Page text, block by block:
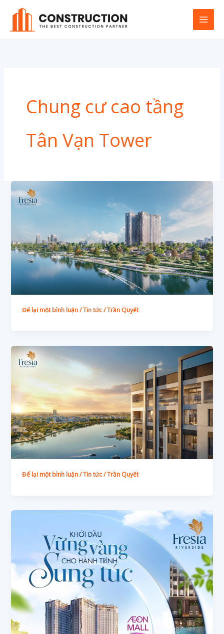
Chung cư cao tầng
Tân Vạn Tower
Để lại một bình luận /Tin tức/Trần Quyết
Để lại một bình luận /Tin tức/Trần Quyết